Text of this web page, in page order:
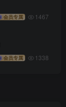
会员专属 1467
会员专属 1338